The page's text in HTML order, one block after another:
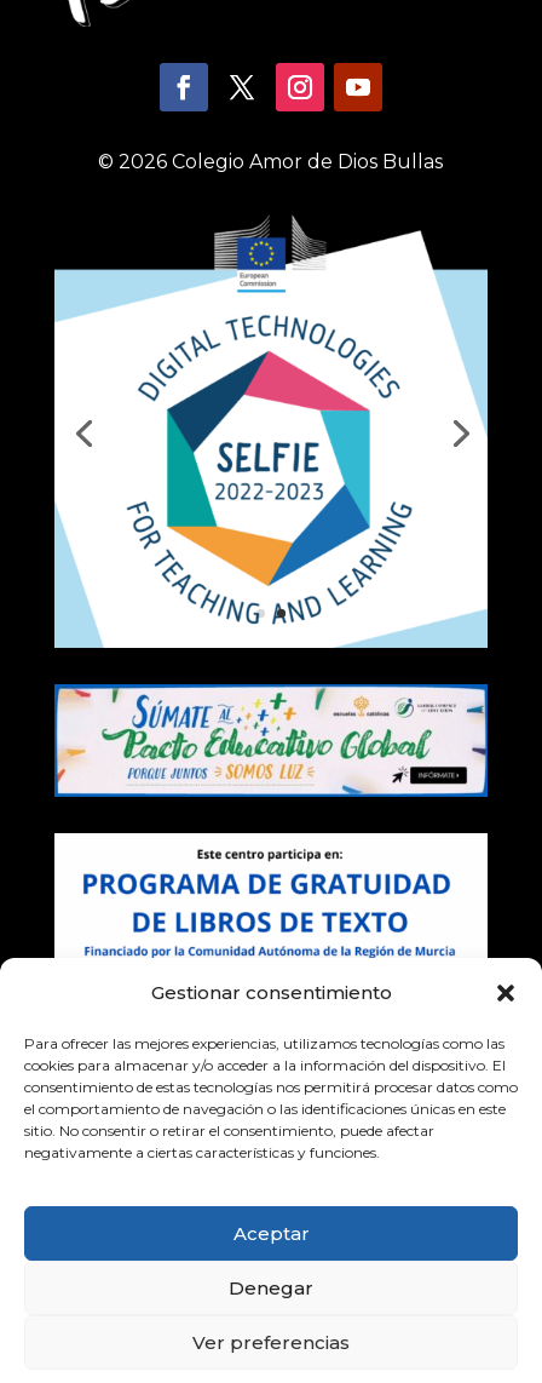
Gestionar consentimiento
Para ofrecer las mejores experiencias, utilizamos tecnologías como las
cookies para almacenar y/o acceder a la información del dispositivo. El
consentimiento de estas tecnologías nos permitirá procesar datos como
el comportamiento de navegación o las identificaciones únicas en este
sitio. No consentir o retirar el consentimiento, puede afectar
negativamente a ciertas características y funciones.
Aceptar
Denegar
Ver preferencias
© 2026 Colegio Amor de Dios Bullas